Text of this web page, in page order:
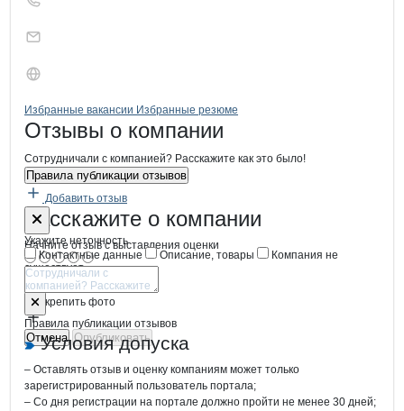
Брендыкомпани ССХ имени Кирова
Вакансии вССХ имени Кирова
Избранные вакансии Избранные резюме
Новости oССХ имени Кирова, ОАО
Отзывы о компании
Сотрудничали с компанией? Расскажите как это было!
Правила публикации отзывов
Добавить отзыв
Расскажите о компании
Начните отзыв с выставления оценки
Прикрепить фото
Отмена Опубликовать
Форма обратной связи о
Укажите неточность
Контактные данные
Описание, товары
Компания не
существует
Отмена Опубликовать
Правила публикации отзывов
Условия допуска
– Оставлять отзыв и оценку компаниям может только
зарегистрированный пользователь портала;
– Со дня регистрации на портале должно пройти не менее 30 дней;